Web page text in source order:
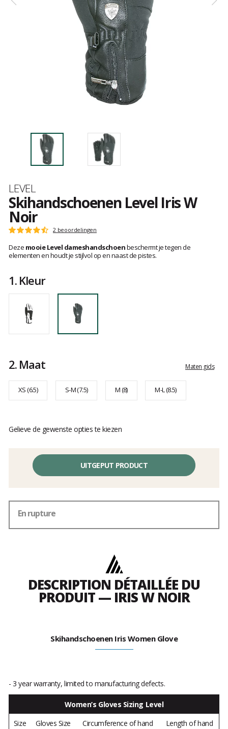
Merk
LEVEL
Skihandschoenen Level Iris W
Noir
Het
van
klanten
Score
:
4.5
op
2 beoordelingen
Deze mooie Level dameshandschoenbeschermt je tegen de
elementen en houdt je stijlvol op en naast de pistes.
1.Kleur
2.Maat Maten gids
XS (6.5) S-M (7.5) M (8) M-L (8.5)
Gelieve de gewenste opties te kiezen
UITGEPUT PRODUCT
En rupture
DESCRIPTION DÉTAILLÉE DU
PRODUIT — IRIS W NOIR
Skihandschoenen Iris Women Glove
- 3 year warranty, limited to manufacturing defects.
Women’s Gloves Sizing Level
Size
Gloves Size Circumference of hand
Length of hand